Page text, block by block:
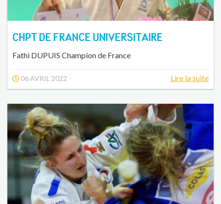
CHPT DE FRANCE UNIVERSITAIRE
Fathi DUPUIS Champion de France
06 AVRIL 2022 Lire la suite